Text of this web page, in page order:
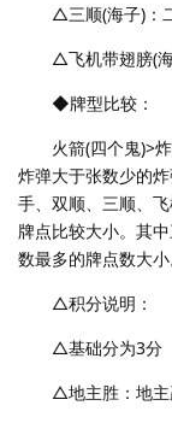
△三顺(海子)：二
△飞机带翅膀(海
◆牌型比较：
火箭(四个鬼)>炸
炸弹大于张数少的
手、双顺、三顺、
牌点比较大小。其
数最多的牌点数大小
△积分说明：
△基础分为3分
△地主胜：地主